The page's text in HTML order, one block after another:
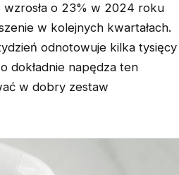
wzrosła o 23% w 2024 roku
w kolejnych kwartałach.
odnotowuje kilka tysięcy
dokładnie napędza ten
w dobry zestaw